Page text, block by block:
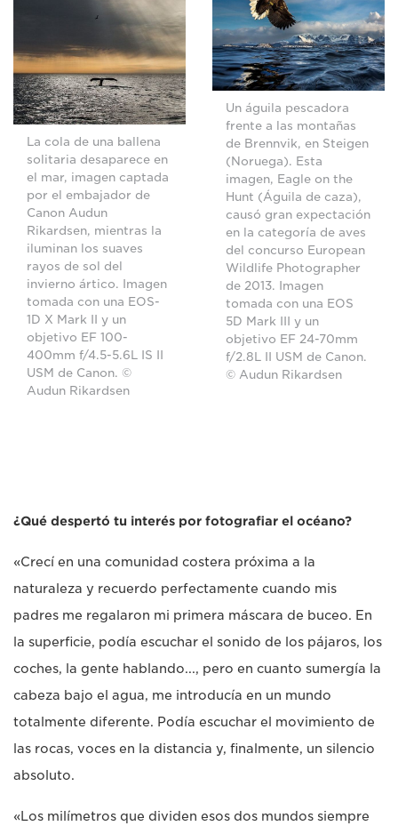
La cola de una ballena
solitaria desaparece en
el mar, imagen captada
por el embajador de
Canon Audun
Rikardsen, mientras la
iluminan los suaves
rayos de sol del
invierno ártico. Imagen
tomada con una EOS-
1D X Mark II y un
objetivo EF 100-
400mm f/4.5-5.6L IS II
USM de Canon. ©
Audun Rikardsen
Un águila pescadora
frente a las montañas
de Brennvik, en Steigen
(Noruega). Esta
imagen, Eagle on the
Hunt (Águila de caza),
causó gran expectación
en la categoría de aves
del concurso European
Wildlife Photographer
de 2013. Imagen
tomada con una EOS
5D Mark III y un
objetivo EF 24-70mm
f/2.8L II USM de Canon.
© Audun Rikardsen
¿Qué despertó tu interés por fotografiar el océano?
«Crecí en una comunidad costera próxima a la
naturaleza y recuerdo perfectamente cuando mis
padres me regalaron mi primera máscara de buceo. En
la superficie, podía escuchar el sonido de los pájaros, los
coches, la gente hablando..., pero en cuanto sumergía la
cabeza bajo el agua, me introducía en un mundo
totalmente diferente. Podía escuchar el movimiento de
las rocas, voces en la distancia y, finalmente, un silencio
absoluto.
«Los milímetros que dividen esos dos mundos siempre